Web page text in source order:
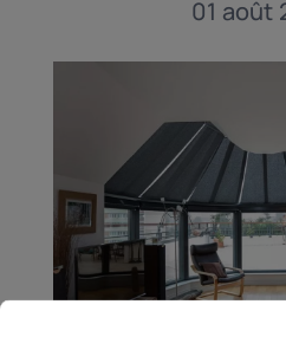
01 août